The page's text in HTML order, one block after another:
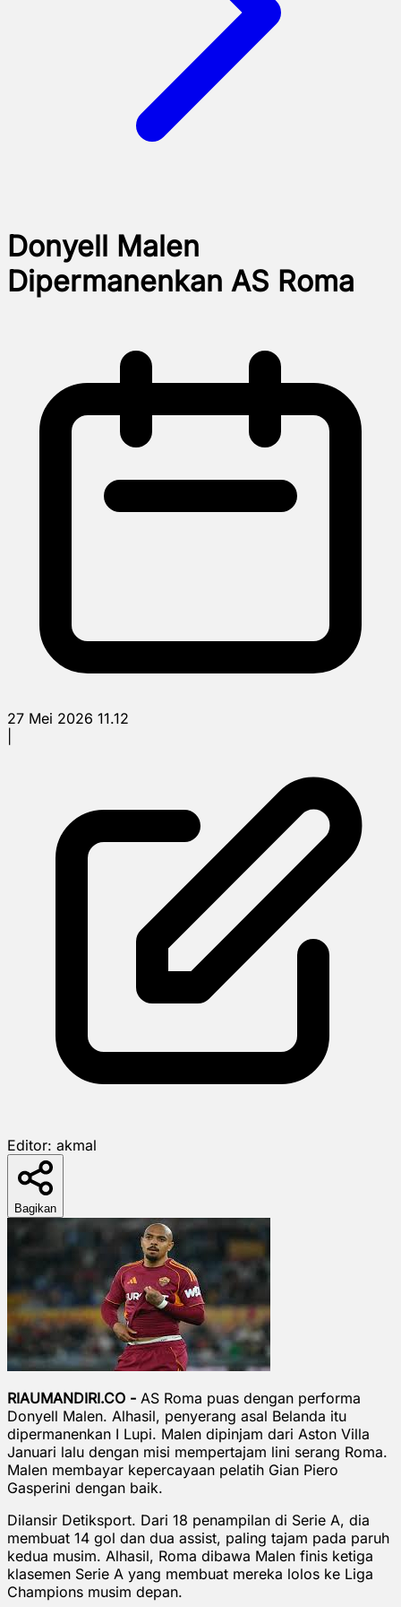
Donyell Malen
Dipermanenkan AS Roma
27 Mei 2026 11.12
Editor: akmal
Bagikan
RIAUMANDIRI.CO - AS Roma puas dengan performa
Donyell Malen. Alhasil, penyerang asal Belanda itu
dipermanenkan I Lupi. Malen dipinjam dari Aston Villa
Januari lalu dengan misi mempertajam lini serang Roma.
Malen membayar kepercayaan pelatih Gian Piero
Gasperini dengan baik.
Dilansir Detiksport. Dari 18 penampilan di Serie A, dia
membuat 14 gol dan dua assist, paling tajam pada paruh
kedua musim. Alhasil, Roma dibawa Malen finis ketiga
klasemen Serie A yang membuat mereka lolos ke Liga
Champions musim depan.